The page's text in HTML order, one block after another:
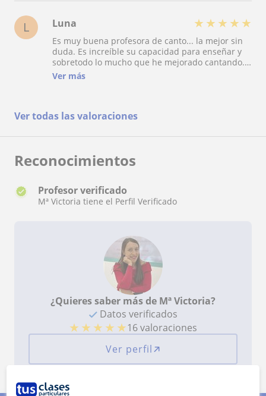
L Luna ★ ★ ★ ★ ★
Es muy buena profesora de canto... la mejor sin
duda. Es increíble su capacidad para enseñar y
sobretodo lo mucho que he mejorado cantando.
Su clases merecen muchísimo la pena, las
Ver más
Ver todas las valoraciones
Reconocimientos
Profesor verificado
Mª Victoria tiene el Perfil Verificado
¿Quieres saber más de Mª Victoria?
Datos verificados
★ ★ ★ ★ ★16 valoraciones
Ver perfil